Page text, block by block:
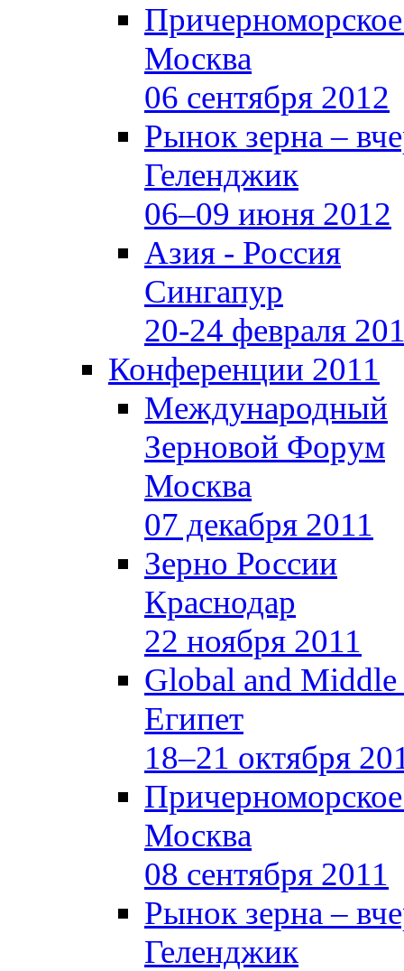
Москва
06 сентября 2012
Рынок зерна –
Геленджик
06–09 июня 2012
Азия - Россия
Сингапур
20-24 февраля
Конференции 2011
Международный
Зерновой Форум
Москва
07 декабря 2011
Зерно России
Краснодар
22 ноября 2011
Global and
Египет
18–21 октября
Москва
08 сентября 2011
Рынок зерна –
Геленджик